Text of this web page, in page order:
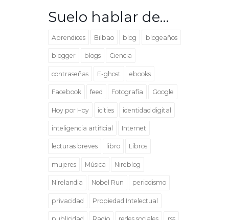
Suelo hablar de…
Aprendices Bilbao blog blogeaños
blogger blogs Ciencia
contraseñas E-ghost ebooks
Facebook feed Fotografía Google
Hoy por Hoy icities identidad digital
inteligencia artificial Internet
lecturas breves libro Libros
mujeres Música Nireblog
Nirelandia Nobel Run periodismo
privacidad Propiedad Intelectual